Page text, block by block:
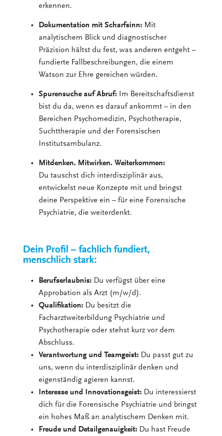
erkennen.
Dokumentation mit Scharfsinn: Mit
analytischem Blick und diagnostischer
Präzision hältst du fest, was anderen entgeht –
fundierte Fallbeschreibungen, die einem
Watson zur Ehre gereichen würden.
Spurensuche auf Abruf: Im Bereitschaftsdienst
bist du da, wenn es darauf ankommt – in den
Bereichen Psychomedizin, Psychotherapie,
Suchttherapie und der Forensischen
Institutsambulanz.
Mitdenken. Mitwirken. Weiterkommen:
Du tauschst dich interdisziplinär aus,
entwickelst neue Konzepte mit und bringst
deine Perspektive ein – für eine Forensische
Psychiatrie, die weiterdenkt.
Dein Profil – fachlich fundiert,
menschlich stark:
Berufserlaubnis: Du verfügst über eine
Approbation als Arzt (m/w/d).
Qualifikation: Du besitzt die
Facharztweiterbildung Psychiatrie und
Psychotherapie oder stehst kurz vor dem
Abschluss.
Verantwortung und Teamgeist: Du passt gut zu
uns, wenn du interdisziplinär denken und
eigenständig agieren kannst.
Interesse und Innovationsgeist: Du interessierst
dich für die Forensische Psychiatrie und bringst
ein hohes Maß an analytischem Denken mit.
Freude und Detailgenauigkeit: Du hast Freude